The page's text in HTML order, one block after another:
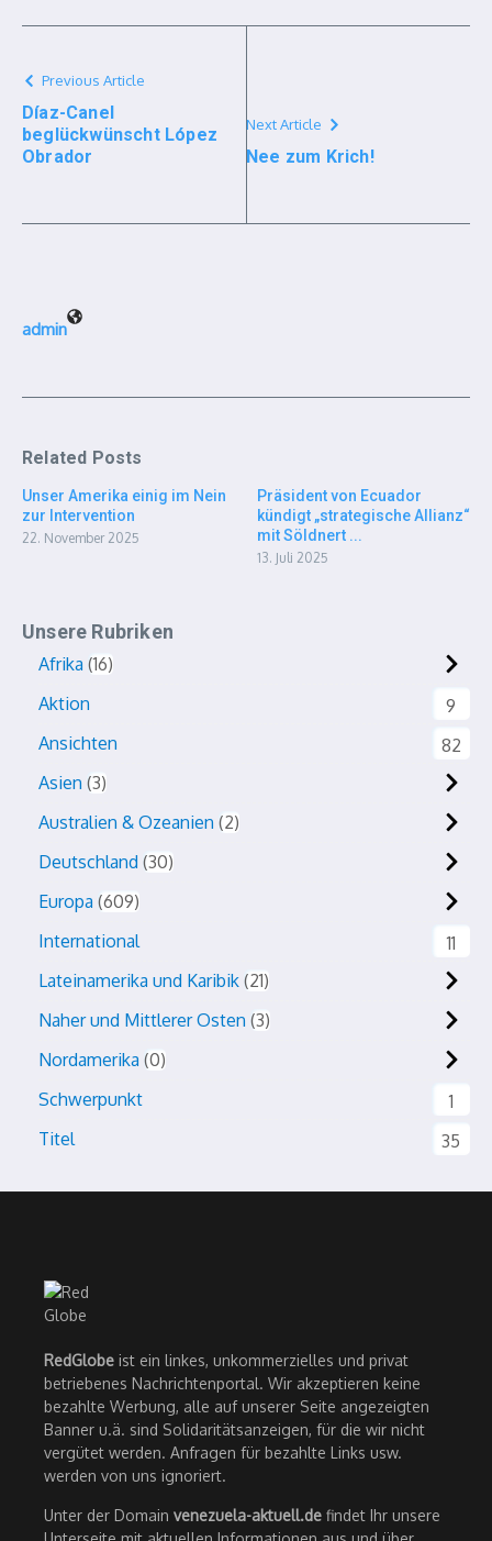
Previous Article
Díaz-Canel
beglückwünscht López
Obrador
Next Article
Nee zum Krich!
admin
Related Posts
Unser Amerika einig im Nein
zur Intervention
22. November 2025
Präsident von Ecuador
kündigt „strategische Allianz“
mit Söldnert ...
13. Juli 2025
Unsere Rubriken
Afrika 16
Aktion
9
Ansichten
82
Asien 3
Australien & Ozeanien 2
Deutschland 30
Europa 609
International
11
Lateinamerika und Karibik 21
Naher und Mittlerer Osten 3
Nordamerika 0
Schwerpunkt
1
Titel
35
RedGlobe ist ein linkes, unkommerzielles und privat
betriebenes Nachrichtenportal. Wir akzeptieren keine
bezahlte Werbung, alle auf unserer Seite angezeigten
Banner u.ä. sind Solidaritätsanzeigen, für die wir nicht
vergütet werden. Anfragen für bezahlte Links usw.
werden von uns ignoriert.
Unter der Domain venezuela-aktuell.de findet Ihr unsere